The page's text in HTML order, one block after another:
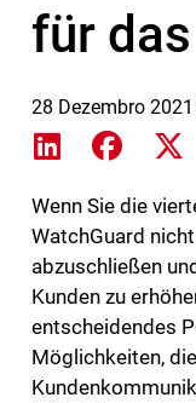
für
28 Dezembro 2021
Share onShare
Wenn Sie die
WatchGuard
abzuschließen
Kunden zu
entscheidendes
Möglichkeiten,